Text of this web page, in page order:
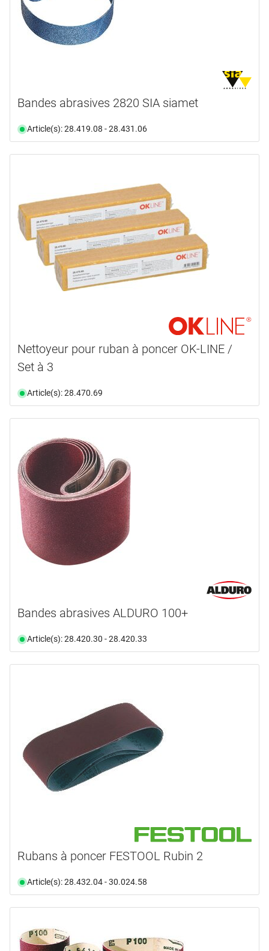
Bandes abrasives 2820 SIA siamet
Article(s): 28.419.08 - 28.431.06
Nettoyeur pour ruban à poncer OK-LINE /
Set à 3
Article(s): 28.470.69
Bandes abrasives ALDURO 100+
Article(s): 28.420.30 - 28.420.33
Rubans à poncer FESTOOL Rubin 2
Article(s): 28.432.04 - 30.024.58